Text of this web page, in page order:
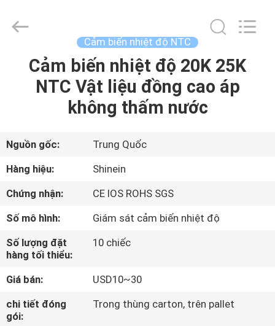
TRANG
SẢN
PHẨM
CHÚNG
TÔI
THAM
QUAN
Shinein
Electornics
Cảm biến nhiệt độ NTC
Cảm biến nhiệt độ 20K 25K
NTC Vật liệu đồng cao áp
không thấm nước
Nguồn gốc:
Trung Quốc
Hàng hiệu:
Shinein
Chứng nhận:
CE IOS ROHS SGS
Số mô hình:
Giám sát cảm biến nhiệt độ
Số lượng đặt
hàng tối thiểu:
10 chiếc
Giá bán:
USD10~30
chi tiết đóng
gói:
Trong thùng carton, trên pallet